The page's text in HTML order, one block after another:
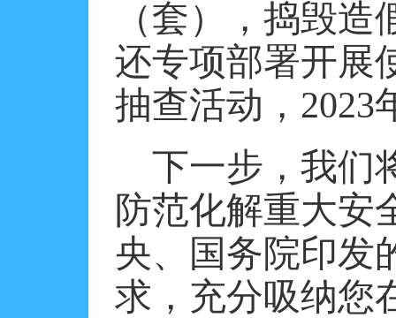
（套），捣毁
还专项部署开展
抽查活动，2023
下一步，我们
防范化解重大安
央、国务院印发
求，充分吸纳您